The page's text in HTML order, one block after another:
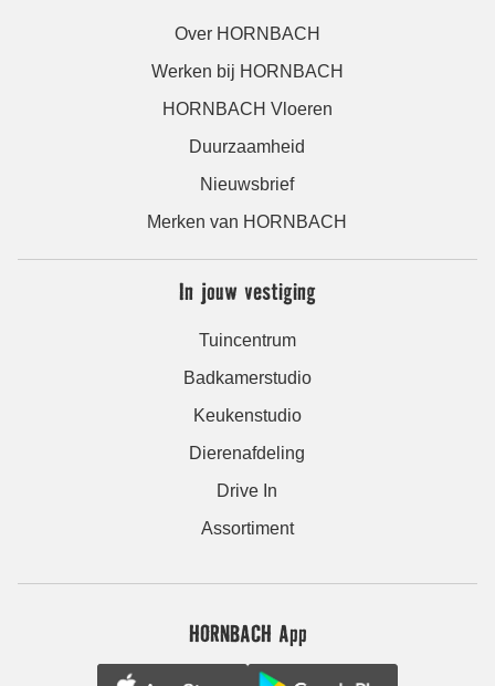
Over HORNBACH
Werken bij HORNBACH
HORNBACH Vloeren
Duurzaamheid
Nieuwsbrief
Merken van HORNBACH
In jouw vestiging
Tuincentrum
Badkamerstudio
Keukenstudio
Dierenafdeling
Drive In
Assortiment
HORNBACH App